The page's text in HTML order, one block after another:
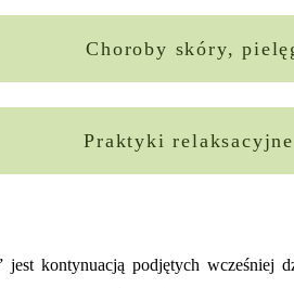
Choroby skóry,
Praktyki
jest kontynuacją podjętych wcześniej